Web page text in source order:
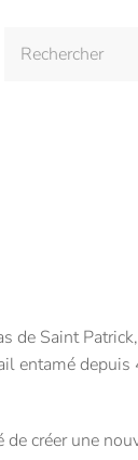
de Saint
entamé
créer une